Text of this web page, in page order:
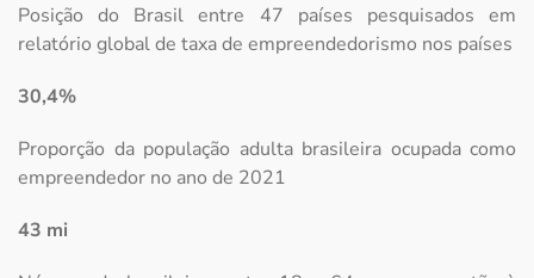
Posição do Brasil entre 47 países pesquisados em
relatório global de taxa de empreendedorismo nos países
30,4%
Proporção da população adulta brasileira ocupada como
empreendedor no ano de 2021
43 mi